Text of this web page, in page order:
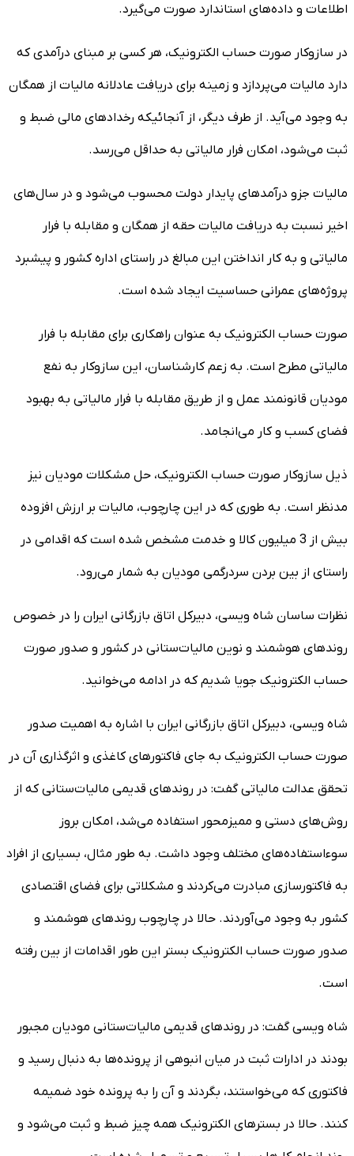
اطلاعات و داده‌های استاندارد صورت می‌گیرد.
در سازوکار صورت حساب الکترونیک، هر کسی بر مبنای درآمدی که
دارد مالیات می‌پردازد و زمینه برای دریافت عادلانه مالیات از همگان
به وجود می‌آید. از طرف دیگر، از آنجائیکه رخدادهای مالی ضبط و
ثبت می‌شود، امکان فرار مالیاتی به حداقل می‌رسد.
مالیات جزو درآمدهای پایدار دولت محسوب می‌شود و در سال‌های
اخیر نسبت به دریافت مالیات حقه از همگان و مقابله با فرار
مالیاتی و به کار انداختن این مبالغ در راستای اداره کشور و پیشبرد
پروژه‌های عمرانی حساسیت ایجاد شده است.
صورت حساب الکترونیک به عنوان راهکاری برای مقابله با فرار
مالیاتی مطرح است. به زعم کارشناسان، این سازوکار به نفع
مودیان قانونمند عمل و از طریق مقابله با فرار مالیاتی به بهبود
فضای کسب و کار می‌انجامد.
ذیل سازوکار صورت حساب الکترونیک، حل مشکلات مودیان نیز
مدنظر است. به طوری که در این چارچوب، مالیات بر ارزش افزوده
بیش از 3 میلیون کالا و خدمت مشخص شده است که اقدامی در
راستای از بین بردن سردرگمی مودیان به شمار می‌رود.
نظرات ساسان شاه ویسی، دبیرکل اتاق بازرگانی ایران را در خصوص
روندهای هوشمند و نوین مالیات‌ستانی در کشور و صدور صورت
حساب الکترونیک جویا شدیم که در ادامه می‌خوانید.
شاه ویسی، دبیرکل اتاق بازرگانی ایران با اشاره به اهمیت صدور
صورت حساب الکترونیک به جای فاکتورهای کاغذی و اثرگذاری آن در
تحقق عدالت مالیاتی گفت: در روندهای قدیمی مالیات‌ستانی که از
روش‌های دستی و ممیزمحور استفاده می‌شد، امکان بروز
سوءاستفاده‌های مختلف وجود داشت. به طور مثال، بسیاری از افراد
به فاکتورسازی مبادرت می‌کردند و مشکلاتی برای فضای اقتصادی
کشور به وجود می‌آوردند. حالا در چارچوب روندهای هوشمند و
صدور صورت حساب الکترونیک بستر این طور اقدامات از بین رفته
است.
شاه ویسی گفت: در روندهای قدیمی مالیات‌ستانی مودیان مجبور
بودند در ادارات ثبت در میان انبوهی از پرونده‌ها به دنبال رسید و
فاکتوری که می‌خواستند، بگردند و آن را به پرونده خود ضمیمه
کنند. حالا در بسترهای الکترونیک همه چیز ضبط و ثبت می‌شود و